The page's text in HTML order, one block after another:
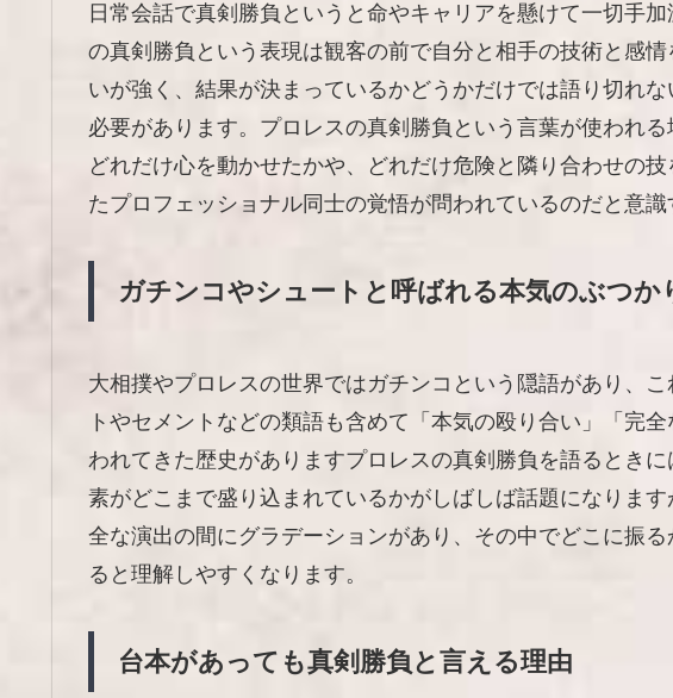
日常会話で真剣勝負というと命やキャリアを懸けて一切手
の真剣勝負という表現は観客の前で自分と相手の技術と感
いが強く、結果が決まっているかどうかだけでは語り切れ
必要があります。プロレスの真剣勝負という言葉が使われ
どれだけ心を動かせたかや、どれだけ危険と隣り合わせの
たプロフェッショナル同士の覚悟が問われているのだと意識
ガチンコやシュートと呼ばれる本気のぶつか
大相撲やプロレスの世界ではガチンコという隠語があり、
トやセメントなどの類語も含めて「本気の殴り合い」「完
われてきた歴史がありますプロレスの真剣勝負を語るとき
素がどこまで盛り込まれているかがしばしば話題になりま
全な演出の間にグラデーションがあり、その中でどこに振
ると理解しやすくなります。
台本があっても真剣勝負と言える理由